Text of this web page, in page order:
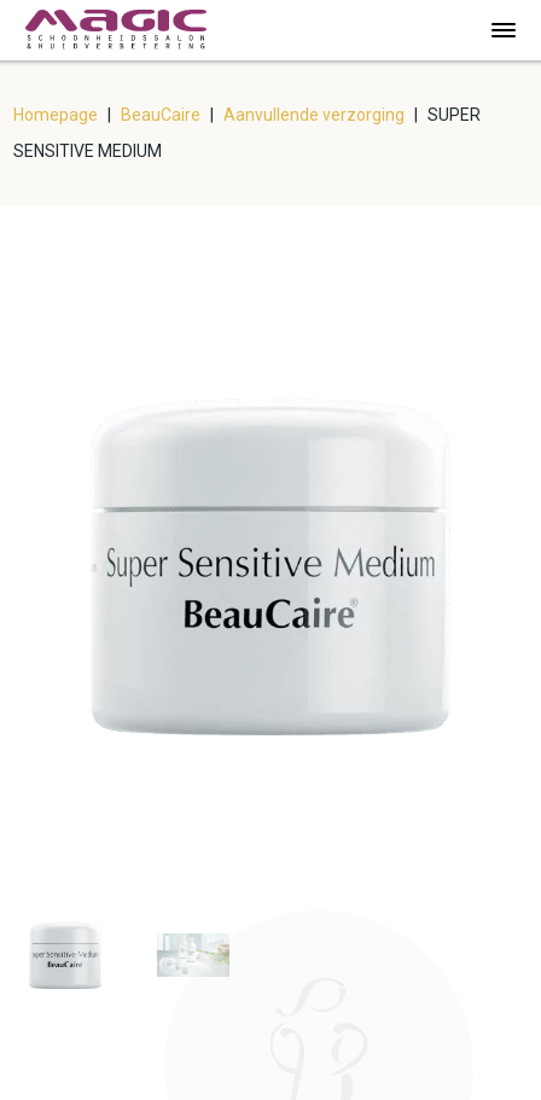
Homepage BeauCaire Aanvullende verzorging
SUPER
SENSITIVE MEDIUM